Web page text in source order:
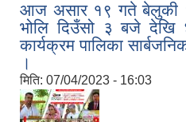
आज असार १९ गते बेलुकी
भोलि दिउँसो ३ बजे
कार्यक्रम पालिका
।
मिति: 07/04/2023 - 16:03